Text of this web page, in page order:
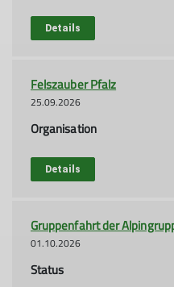
Details
Felszauber Pfalz
25.09.2026
Organisation
Details
Gruppenfahrt der
01.10.2026
Status